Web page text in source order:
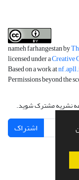
nameh farhangestan by
licensed under aCreative
Based on a work at
Permissions beyond the
نشریه مشترک شوید.
اشتراک
سیناوب